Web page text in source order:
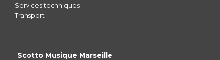
Services techniques
Transport
Scotto Musique Marseille